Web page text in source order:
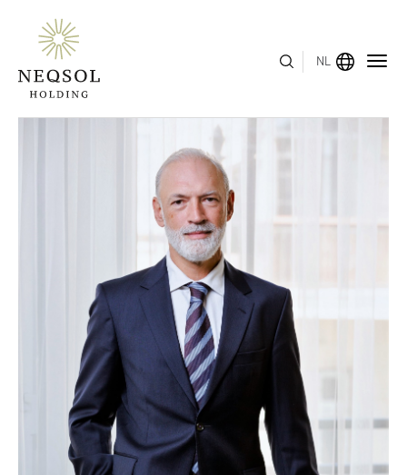
NL
BEDRIJFSSEGMENTEN
HUMAN CAPITAL
ONDERSCHEIDINGEN
INVESTEERDERSRELATIES
NIEUWS
CONTACT